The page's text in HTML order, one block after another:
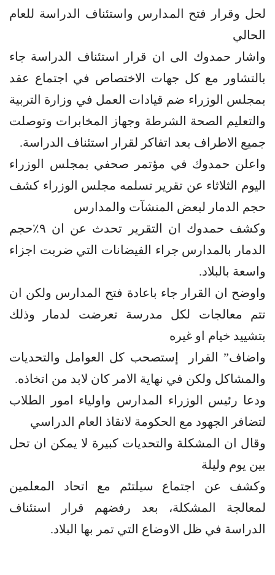
لحل وقرار فتح المدارس واستئناف الدراسة للعام
الحالي
واشار حمدوك الى ان قرار استئناف الدراسة جاء
بالتشاور مع كل جهات الاختصاص في اجتماع عقد
بمجلس الوزراء ضم قيادات العمل في وزارة التربية
والتعليم الصحة الشرطة وجهاز المخابرات وتوصلت
جميع الاطراف بعد اتفاكر لقرار استئناف الدراسة.
واعلن حمدوك في مؤتمر صحفي بمجلس الوزراء
اليوم الثلاثاء عن تقرير تسلمه مجلس الوزراء كشف
حجم الدمار لبعض المنشآت والمدارس
وكشف حمدوك ان التقرير تحدث عن ان ٩٪حجم
الدمار بالمدارس جراء الفيضانات التي ضربت اجزاء
واسعة بالبلاد.
واوضح ان القرار جاء باعادة فتح المدارس ولكن ان
تتم معالجات لكل مدرسة تعرضت لدمار وذلك
بتشييد خيام او غيره
واضاف” القرار إستصحب كل العوامل والتحديات
والمشاكل ولكن في نهاية الامر كان لابد من اتخاذه.
ودعا رئيس الوزراء المدارس واولياء امور الطلاب
لتضافر الجهود مع الحكومة لانقاذ العام الدراسي
وقال ان المشكلة والتحديات كبيرة لا يمكن ان تحل
بين يوم وليلة
وكشف عن اجتماع سيلتئم مع اتحاد المعلمين
لمعالجة المشكلة، بعد رفضهم قرار استئناف
الدراسة في ظل الاوضاع التي تمر بها البلاد.